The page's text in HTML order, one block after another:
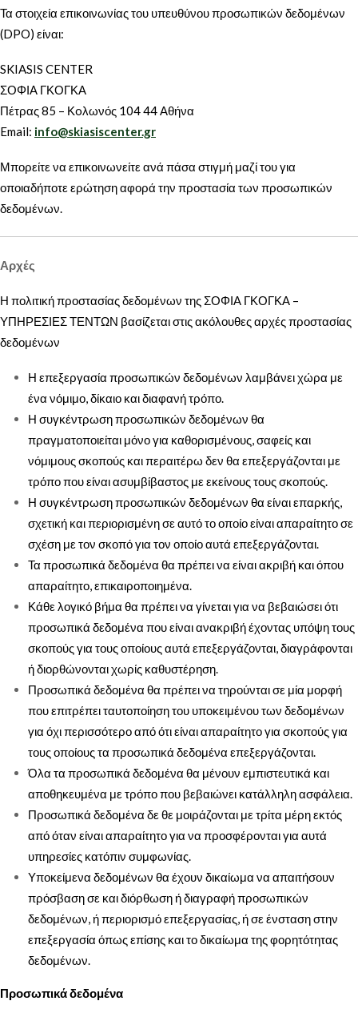
Τα στοιχεία επικοινωνίας του υπευθύνου προσωπικών δεδομένων
(DPO) είναι:
SKIASIS CENTER
ΣΟΦΙΑ ΓΚΟΓΚΑ
Πέτρας 85 – Κoλωνός 104 44 Αθήνα
Email: info@skiasiscenter.gr
Μπορείτε να επικοινωνείτε ανά πάσα στιγμή μαζί του για
οποιαδήποτε ερώτηση αφορά την προστασία των προσωπικών
δεδομένων.
Αρχές
Η πολιτική προστασίας δεδομένων της ΣΟΦΙΑ ΓΚΟΓΚΑ –
ΥΠΗΡΕΣΙΕΣ ΤΕΝΤΩΝ βασίζεται στις ακόλουθες αρχές προστασίας
δεδομένων
Η επεξεργασία προσωπικών δεδομένων λαμβάνει χώρα με
ένα νόμιμο, δίκαιο και διαφανή τρόπο.
Η συγκέντρωση προσωπικών δεδομένων θα
πραγματοποιείται μόνο για καθορισμένους, σαφείς και
νόμιμους σκοπούς και περαιτέρω δεν θα επεξεργάζονται με
τρόπο που είναι ασυμβίβαστος με εκείνους τους σκοπούς.
Η συγκέντρωση προσωπικών δεδομένων θα είναι επαρκής,
σχετική και περιορισμένη σε αυτό το οποίο είναι απαραίτητο σε
σχέση με τον σκοπό για τον οποίο αυτά επεξεργάζονται.
Τα προσωπικά δεδομένα θα πρέπει να είναι ακριβή και όπου
απαραίτητο, επικαιροποιημένα.
Κάθε λογικό βήμα θα πρέπει να γίνεται για να βεβαιώσει ότι
προσωπικά δεδομένα που είναι ανακριβή έχοντας υπόψη τους
σκοπούς για τους οποίους αυτά επεξεργάζονται, διαγράφονται
ή διορθώνονται χωρίς καθυστέρηση.
Προσωπικά δεδομένα θα πρέπει να τηρούνται σε μία μορφή
που επιτρέπει ταυτοποίηση του υποκειμένου των δεδομένων
για όχι περισσότερο από ότι είναι απαραίτητο για σκοπούς για
τους οποίους τα προσωπικά δεδομένα επεξεργάζονται.
Όλα τα προσωπικά δεδομένα θα μένουν εμπιστευτικά και
αποθηκευμένα με τρόπο που βεβαιώνει κατάλληλη ασφάλεια.
Προσωπικά δεδομένα δε θε μοιράζονται με τρίτα μέρη εκτός
από όταν είναι απαραίτητο για να προσφέρονται για αυτά
υπηρεσίες κατόπιν συμφωνίας.
Υποκείμενα δεδομένων θα έχουν δικαίωμα να απαιτήσουν
πρόσβαση σε και διόρθωση ή διαγραφή προσωπικών
δεδομένων, ή περιορισμό επεξεργασίας, ή σε ένσταση στην
επεξεργασία όπως επίσης και το δικαίωμα της φορητότητας
δεδομένων.
Προσωπικά δεδομένα